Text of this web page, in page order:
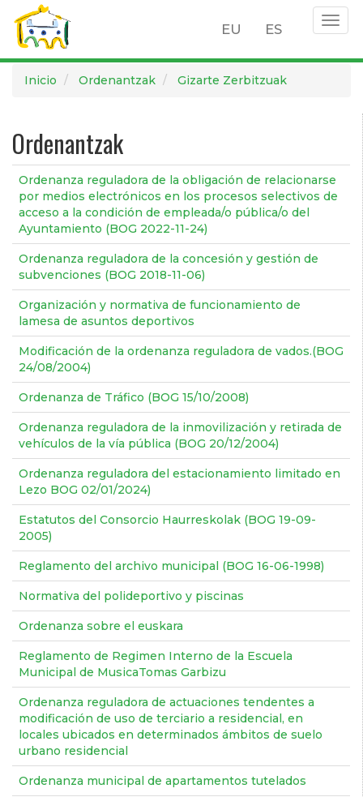
EU ES
Inicio Ordenantzak Gizarte Zerbitzuak
Ordenantzak
Ordenanza reguladora de la obligación de relacionarse
por medios electrónicos en los procesos selectivos de
acceso a la condición de empleada/o pública/o del
Ayuntamiento (BOG 2022-11-24)
Ordenanza reguladora de la concesión y gestión de
subvenciones (BOG 2018-11-06)
Organización y normativa de funcionamiento de
lamesa de asuntos deportivos
Modificación de la ordenanza reguladora de vados.(BOG
24/08/2004)
Ordenanza de Tráfico (BOG 15/10/2008)
Ordenanza reguladora de la inmovilización y retirada de
vehículos de la vía pública (BOG 20/12/2004)
Ordenanza reguladora del estacionamiento limitado en
Lezo BOG 02/01/2024)
Estatutos del Consorcio Haurreskolak (BOG 19-09-
2005)
Reglamento del archivo municipal (BOG 16-06-1998)
Normativa del polideportivo y piscinas
Ordenanza sobre el euskara
Reglamento de Regimen Interno de la Escuela
Municipal de MusicaTomas Garbizu
Ordenanza reguladora de actuaciones tendentes a
modificación de uso de terciario a residencial, en
locales ubicados en determinados ámbitos de suelo
urbano residencial
Ordenanza municipal de apartamentos tutelados